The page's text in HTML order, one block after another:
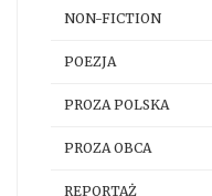
NON-FICTION
POEZJA
PROZA POLSKA
PROZA OBCA
REPORTAŻ